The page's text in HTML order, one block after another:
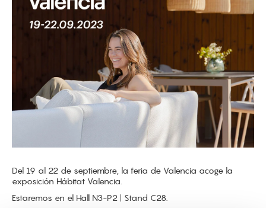
Del 19 al 22 de septiembre, la feria de Valencia acoge la
exposición Hábitat Valencia.
Estaremos en el Hall N3-P2 | Stand C28.